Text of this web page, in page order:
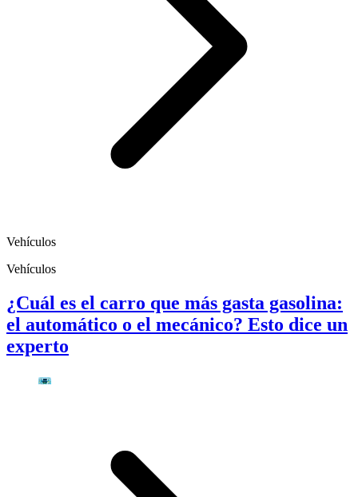
Vehículos
Vehículos
¿Cuál es el carro que más gasta gasolina:
el automático o el mecánico? Esto dice un
experto